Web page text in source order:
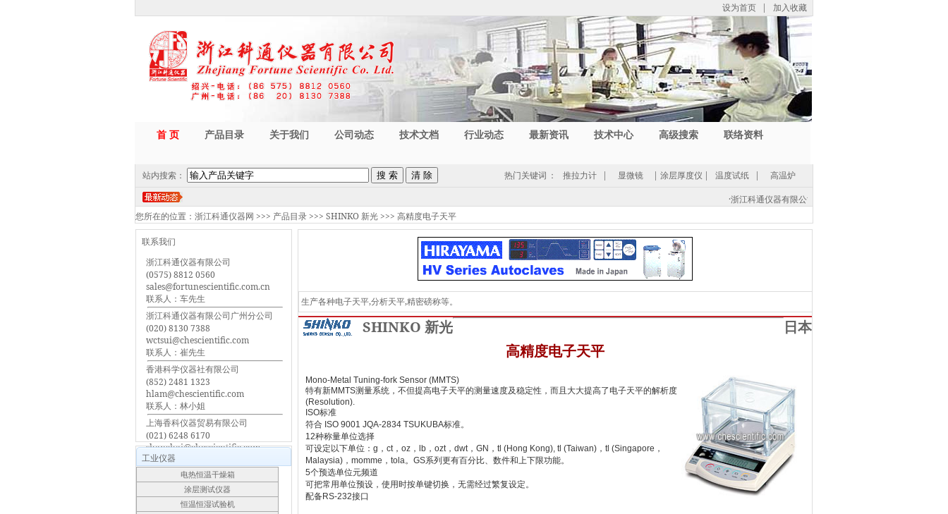
设为首页 | 加入收藏
首 页 产品目录 关于我们 公司动态 技术文档 行业动态 最新资讯 技术中心 高级搜索 联络资料
站内搜索： 热门关键词 ： 推拉力计 | 显微镜 | 涂层厚度仪 | 温度试纸 |
高温炉
浙江科通仪器有限公司(中国总部) -
您所在的位置： 浙江科通仪器网 >>> 产品目录 >>> SHINKO 新光 >>> 高精度电子天平
联系我们
浙江科通仪器有限公司
(0575) 8812 0560
sales@fortunescientific.com.cn
联系人：车先生
浙江科通仪器有限公司广州分公司
(020) 8130 7388
wctsui@chescientific.com
联系人：崔先生
香港科学仪器社有限公司
(852) 2481 1323
hlam@chescientific.com
联系人：林小姐
上海香科仪器贸易有限公司
(021) 6248 6170
shanghai@chescientific.com
联系人：车先生
工业仪器
电热恒温干燥箱
涂层测试仪器
恒温恒湿试验机
生产各种电子天平,分析天平,精密磅称等。
SHINKO 新光 日本
高精度电子天平
Mono-Metal Tuning-fork Sensor (MMTS)
特有新MMTS测量系统，不但提高电子天平的测量速度及稳定性，而且大大提高了电子天平的解析度
(Resolution).
ISO标准
符合 ISO 9001 JQA-2834 TSUKUBA标准。
12种称量单位选择
可设定以下单位：g，ct，oz，lb，ozt，dwt，GN，tl (Hong Kong), tl (Taiwan)，tl (Singapore，
Malaysia)，momme，tola。GS系列更有百分比、数件和上下限功能。
5个预选单位元频道
可把常用单位预设，使用时按单键切换，无需经过繁复设定。
配备RS-232接口